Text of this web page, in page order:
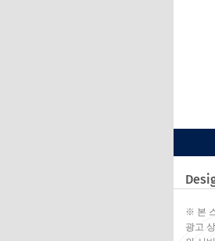
※ 본
광고